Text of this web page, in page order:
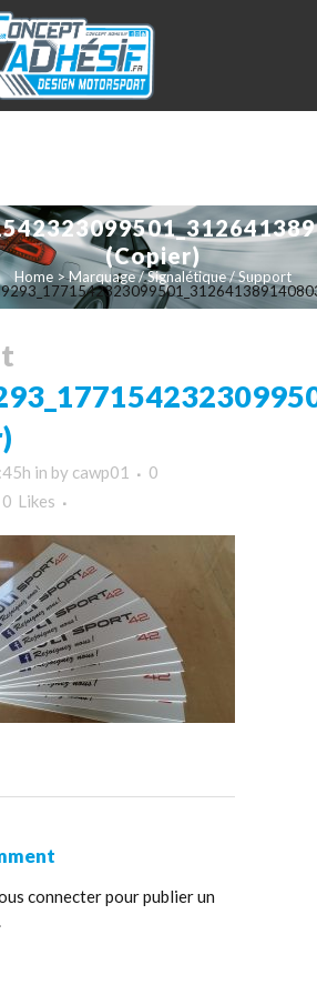
(Copier)
Home >Marquage / Signalétique / Support
in by cawp01
0
0 Likes
connecterpour publier un